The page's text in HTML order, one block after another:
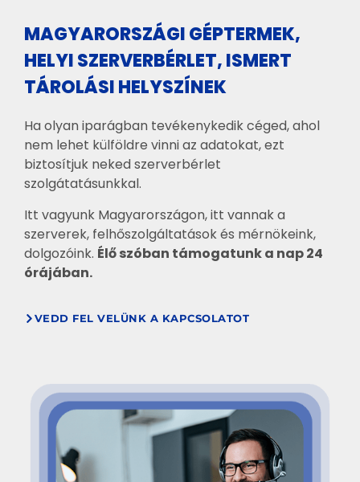
MAGYARORSZÁGI GÉPTERMEK,
HELYI SZERVERBÉRLET, ISMERT
TÁROLÁSI HELYSZÍNEK
Ha olyan iparágban tevékenykedik céged, ahol
nem lehet külföldre vinni az adatokat, ezt
biztosítjuk neked szerverbérlet
szolgátatásunkkal.
Itt vagyunk Magyarországon, itt vannak a
szerverek, felhőszolgáltatások és mérnökeink,
dolgozóink. Élő szóban támogatunk a nap 24
órájában.
VEDD FEL VELÜNK A KAPCSOLATOT